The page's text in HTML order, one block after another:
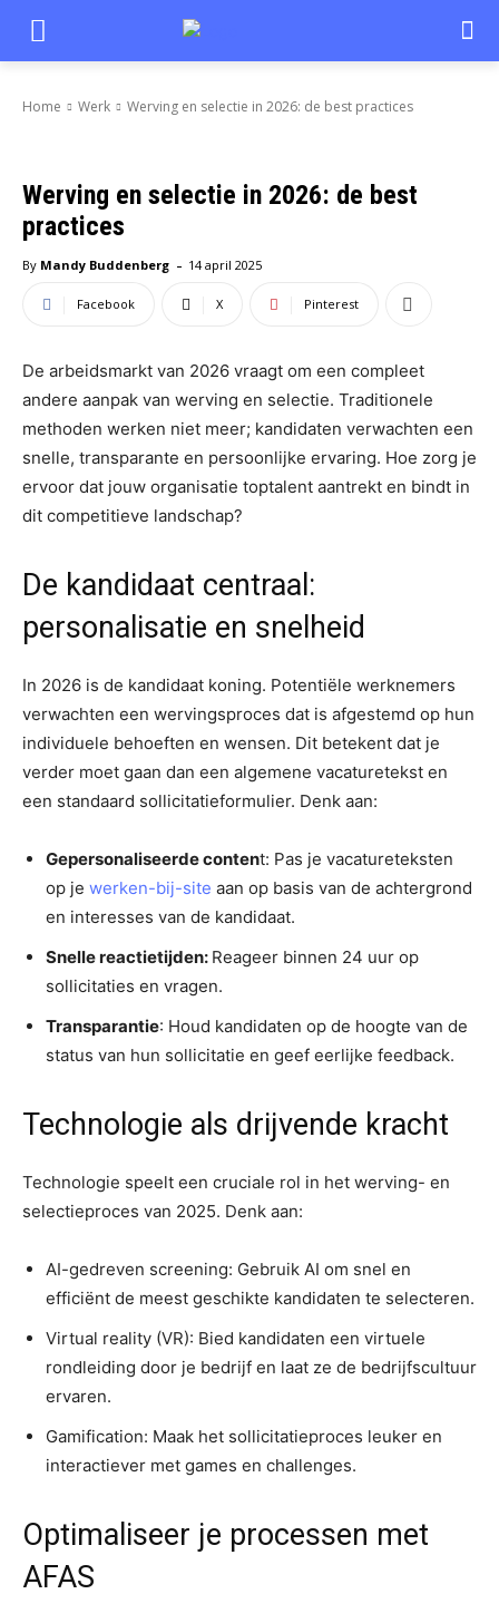
Home Werk Werving en selectie in 2026: de best practices
Werving en selectie in 2026: de best
practices
By Mandy Buddenberg - 14 april 2025
Facebook X Pinterest
De arbeidsmarkt van 2026 vraagt om een compleet
andere aanpak van werving en selectie. Traditionele
methoden werken niet meer; kandidaten verwachten een
snelle, transparante en persoonlijke ervaring. Hoe zorg je
ervoor dat jouw organisatie toptalent aantrekt en bindt in
dit competitieve landschap?
De kandidaat centraal:
personalisatie en snelheid
In 2026 is de kandidaat koning. Potentiële werknemers
verwachten een wervingsproces dat is afgestemd op hun
individuele behoeften en wensen. Dit betekent dat je
verder moet gaan dan een algemene vacaturetekst en
een standaard sollicitatieformulier. Denk aan:
Gepersonaliseerde content: Pas je vacatureteksten
op je werken-bij-site aan op basis van de achtergrond
en interesses van de kandidaat.
Snelle reactietijden: Reageer binnen 24 uur op
sollicitaties en vragen.
Transparantie: Houd kandidaten op de hoogte van de
status van hun sollicitatie en geef eerlijke feedback.
Technologie als drijvende kracht
Technologie speelt een cruciale rol in het werving- en
selectieproces van 2025. Denk aan:
AI-gedreven screening: Gebruik AI om snel en
efficiënt de meest geschikte kandidaten te selecteren.
Virtual reality (VR): Bied kandidaten een virtuele
rondleiding door je bedrijf en laat ze de bedrijfscultuur
ervaren.
Gamification: Maak het sollicitatieproces leuker en
interactiever met games en challenges.
Optimaliseer je processen met
AFAS